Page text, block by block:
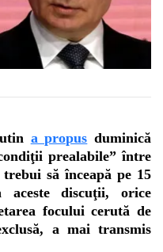
a propus duminică
prealabile” între
să înceapă pe 15
discuţii, orice
focului cerută de
a mai transmis